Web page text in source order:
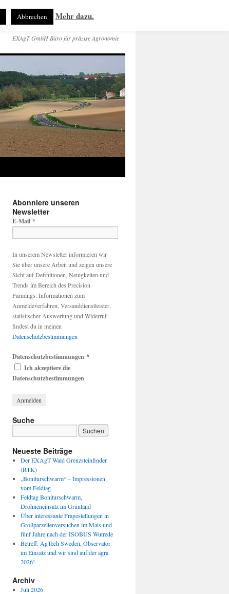
EXAgT GmbH Büro für präzise Agronomie
Abonniere unseren
Newsletter
E-Mail *
In unserem Newsletter informieren wir
Sie über unsere Arbeit und zeigen unsere
Sicht auf Definitionen, Neuigkeiten und
Trends im Bereich des Precision
Farmings. Informationen zum
Anmeldeverfahren, Versanddienstleister,
statistischer Auswertung und Widerruf
findest du in meinen
Datenschutzbestimmungen
Datenschutzbestimmungen *
Ich akzeptiere die
Datenschutzbestimmungen
Suche
Neueste Beiträge
Der EXAgT Wald Grenzsteinfinder
(RTK)
„Boniturschwarm“ – Impressionen
vom Feldtag
Feldtag Boniturschwarm,
Drohneneinsatz im Grünland
Über interessante Fragestellungen in
Großparzellenversuchen im Mais und
fünf Jahre nach der ISOBUS Wutrede
Betreff: AgTech Sweden, Observator
im Einsatz und wir sind auf der agra
2026!
Archiv
Juli 2026
Abbrechen Mehr dazu.